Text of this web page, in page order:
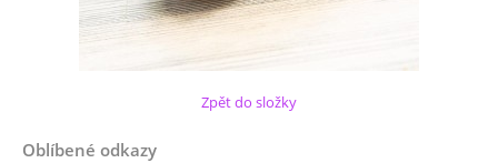
Zpět do složky
Oblíbené odkazy